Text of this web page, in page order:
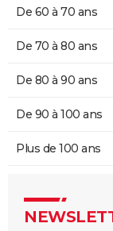
De 60 à 70 ans
De 70 à 80 ans
De 80 à 90 ans
De 90 à 100 ans
Plus de 100 ans